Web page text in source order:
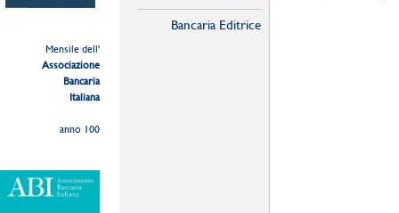
Mensile dell'
Associazione
Bancaria
Italiana
anno 100
Bancaria Editrice